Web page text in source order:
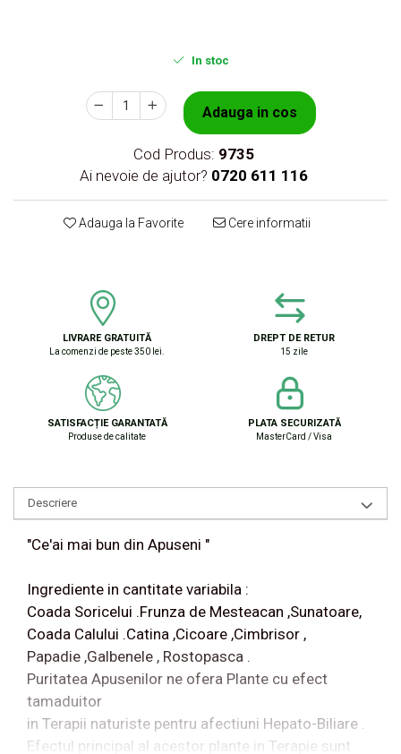
In stoc
Adauga in cos
Cod Produs: 9735
Ai nevoie de ajutor? 0720 611 116
Adauga la Favorite Cere informatii
LIVRARE GRATUITĂ
La comenzi de peste 350 lei.
DREPT DE RETUR
15 zile
SATISFACȚIE GARANTATĂ
Produse de calitate
PLATA SECURIZATĂ
MasterCard / Visa
Descriere
"Ce'ai mai bun din Apuseni "
Ingrediente in cantitate variabila :
Coada Soricelui .Frunza de Mesteacan ,Sunatoare,
Coada Calului .Catina ,Cicoare ,Cimbrisor ,
Papadie ,Galbenele , Rostopasca .
Puritatea Apusenilor ne ofera Plante cu efect
tamaduitor
in Terapii naturiste pentru afectiuni Hepato-Biliare .
Efectul principal al acestor plante in Terapie sunt